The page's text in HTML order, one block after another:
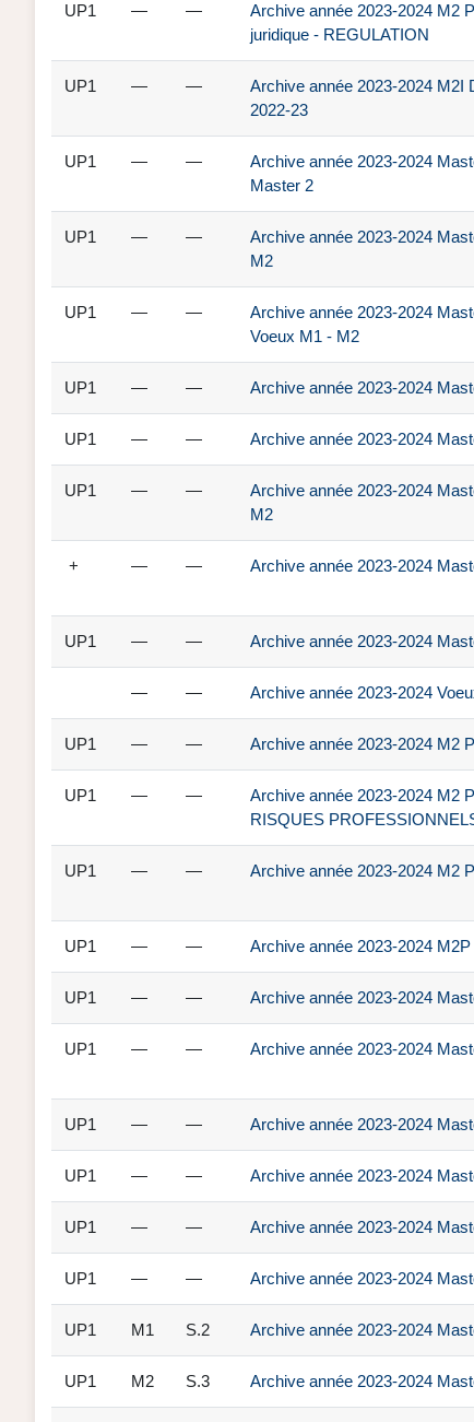
UP1 — —
Archive année 2023-2024 M2
juridique - REGULATION
UP1 — —
Archive année 2023-2024 M2I
2022-23
UP1 — —
Archive année 2023-2024
Master 2
UP1 — —
Archive année 2023-2024
M2
UP1 — —
Archive année 2023-2024
Voeux M1 - M2
UP1 — — Archive année 2023-2024
UP1 — — Archive année 2023-2024
UP1 — —
Archive année 2023-2024
M2
+ — — Archive année 2023-2024
UP1 — — Archive année 2023-2024
— — Archive année 2023-2024
UP1 — — Archive année 2023-2024 M2
UP1 — —
Archive année 2023-2024 M2
RISQUES
UP1 — — Archive année 2023-2024 M2
UP1 — — Archive année 2023-2024
UP1 — — Archive année 2023-2024
UP1 — — Archive année 2023-2024
UP1 — — Archive année 2023-2024
UP1 — — Archive année 2023-2024
UP1 — — Archive année 2023-2024
UP1 — — Archive année 2023-2024
UP1 M1 S.2 Archive année 2023-2024
UP1 M2 S.3 Archive année 2023-2024